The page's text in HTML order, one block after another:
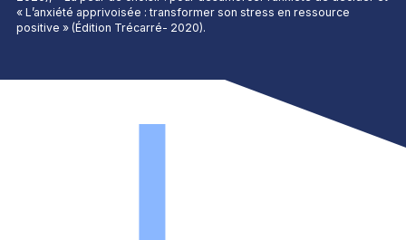
« L’anxiété apprivoisée : transformer son stress en ressource
positive » (Édition Trécarré- 2020).